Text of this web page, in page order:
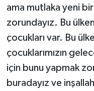
ama mutlaka yeni
zorundayız. Bu
çocukları var. Bu
çocuklarımızın
için bunu yapmak
buradayız ve